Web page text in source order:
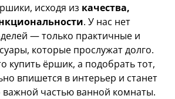
исходя из качества,
. У нас нет
— только практичные и
которые прослужат долго.
купить ёршик, а подобрать тот,
впишется в интерьер и станет
важной частью ванной комнаты.